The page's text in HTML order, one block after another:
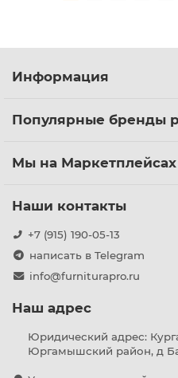
Информация
Популярные бренды
Мы на Маркетплейсах
Наши контакты
+7 (915) 190-05-13
написать в Telegram
info@furniturapro.ru
Наш адрес
Юридический адрес:
Юргамышский район, д